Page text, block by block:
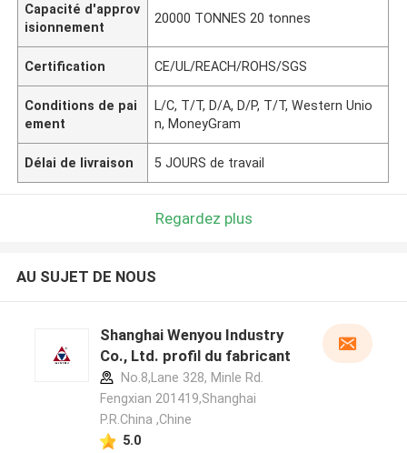
Capacité d'approv
isionnement
20000 TONNES 20 tonnes
Certification CE/UL/REACH/ROHS/SGS
Conditions de pai
ement
L/C, T/T, D/A, D/P, T/T, Western Unio
n, MoneyGram
Délai de livraison 5 JOURS de travail
Regardez plus
AU SUJET DE NOUS
Shanghai Wenyou Industry
Co., Ltd. profil du fabricant
No.8,Lane 328, Minle Rd.
Fengxian 201419,Shanghai
P.R.China ,Chine
5.0